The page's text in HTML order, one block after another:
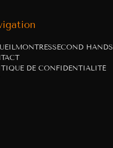
MONTRESSECOND HANDS
DE CONFIDENTIALITÉ